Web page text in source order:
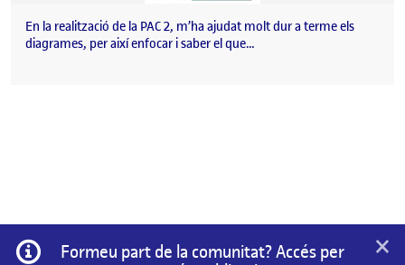
En la realització de la PAC 2, m’ha ajudat molt dur a terme els
diagrames, per així enfocar i saber el que…
Informació
Formeu part de la comunitat? Accés per
×